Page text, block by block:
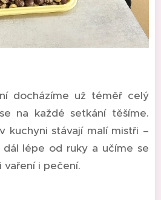
docházíme už téměř celý
na každé setkání těšíme.
kuchyni stávají malí mistři –
lépe od ruky a učíme se
i pečení.